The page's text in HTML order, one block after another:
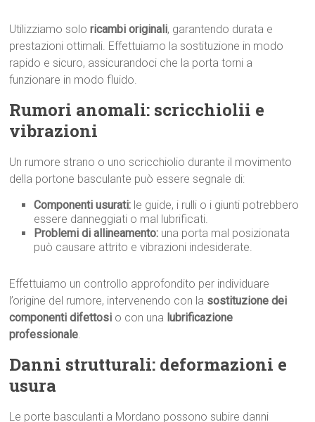
Utilizziamo soloricambi originali, garantendo durata e
prestazioni ottimali. Effettuiamo la sostituzione in modo
rapido e sicuro, assicurandoci che la porta torni a
funzionare in modo fluido.
Rumori anomali: scricchiolii e
vibrazioni
Un rumore strano o uno scricchiolio durante il movimento
della portone basculante può essere segnale di:
Componenti usurati: le guide, i rulli o i giunti potrebbero
essere danneggiati o mal lubrificati.
Problemi di allineamento: una porta mal posizionata
può causare attrito e vibrazioni indesiderate.
Effettuiamo un controllo approfondito per individuare
l’origine del rumore, intervenendo con la sostituzione dei
componenti difettosi o con una lubrificazione
professionale.
Danni strutturali: deformazioni e
usura
Le porte basculanti a Mordano possono subire danni